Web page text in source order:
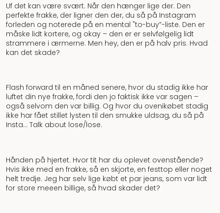
Uf det kan være svært. Når den hænger lige der. Den
perfekte frakke, der ligner den der, du så på Instagram
forleden og noterede på en mental "to-buy”-liste. Den er
måske lidt kortere, og okay – den er er selvfølgelig lidt
strammere i ærmerne. Men hey, den er på halv pris. Hvad
kan det skade?
Flash forward til en måned senere, hvor du stadig ikke har
luftet din nye frakke, fordi den jo faktisk ikke var sagen –
også selvom den var billig. Og hvor du ovenikøbet stadig
ikke har fået stillet lysten til den smukke uldsag, du så på
Insta… Talk about lose/lose.
Hånden på hjertet. Hvor tit har du oplevet ovenstående?
Hvis ikke med en frakke, så en skjorte, en festtop eller noget
helt tredje. Jeg har selv lige købt et par jeans, som var lidt
for store meeen billige, så hvad skader det?